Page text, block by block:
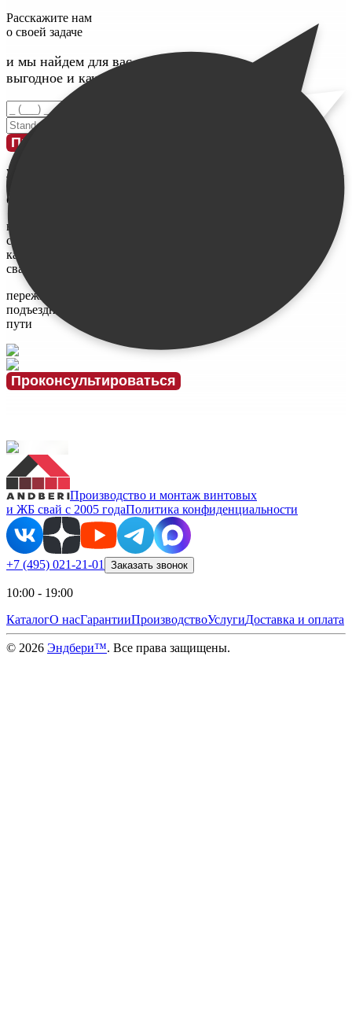
Расскажите нам
о своей задаче
и мы найдем для вас максимально
выгодное и качественное решение
Проконсультироваться
у меня
ограничен
бюджет
не знаю,
сколько и
каких нужно
свай
переживаю за
подъездные
пути
Проконсультироваться
Производство и монтаж винтовых
и ЖБ свай с 2005 годаПолитика конфиденциальности
+7 (495) 021-21-01 Заказать звонок
10:00 - 19:00
КаталогО насГарантииПроизводствоУслугиДоставка и оплата
© 2026 Эндбери™. Все права защищены.